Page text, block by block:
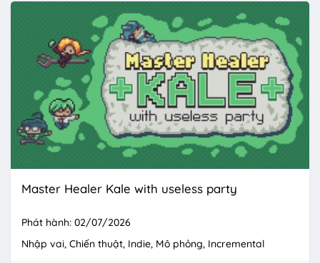
Master Healer Kale with useless party
Phát hành: 02/07/2026
Nhập vai Chiến thuật Indie Mô phỏng Incremental